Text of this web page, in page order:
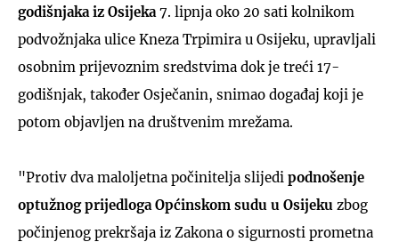
godišnjaka iz Osijeka 7. lipnja oko 20 sati kolnikom
podvožnjaka ulice Kneza Trpimira u Osijeku, upravljali
osobnim prijevoznim sredstvima dok je treći 17-
godišnjak, također Osječanin, snimao događaj koji je
potom objavljen na društvenim mrežama.
"Protiv dva maloljetna počinitelja slijedi podnošenje
optužnog prijedloga Općinskom sudu u Osijeku zbog
počinjenog prekršaja iz Zakona o sigurnosti prometna